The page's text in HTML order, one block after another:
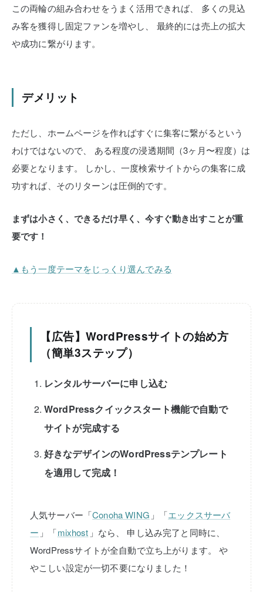
この両輪の組み合わせをうまく活用できれば、
多くの見込
み客を獲得し固定ファンを増やし、
最終的には売上の拡大
や成功に繋がります。
デメリット
ただし、ホームページを作ればすぐに集客に繋がるという
わけではないので、
ある程度の浸透期間（3ヶ月〜程度）は
必要となります。
しかし、一度検索サイトからの集客に成
功すれば、そのリターンは圧倒的です。
まずは小さく、できるだけ早く、今すぐ動き出すことが重
要です！
▲もう一度テーマをじっくり選んでみる
【広告】WordPressサイトの始め方
（簡単3ステップ）
レンタルサーバーに申し込む
WordPressクイックスタート機能で自動で
サイトが完成する
好きなデザインのWordPressテンプレート
を適用して完成！
人気サーバー「Conoha WING 」「エックスサーバ
ー 」「mixhost 」なら、
申し込み完了と同時に、
WordPressサイトが全自動で立ち上がります。
や
やこしい設定が一切不要になりました！